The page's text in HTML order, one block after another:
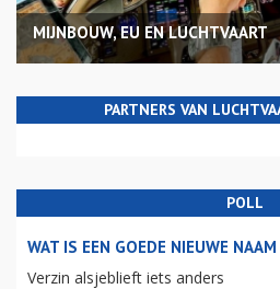
MIJNBOUW, EU EN LUCHTVAART
PARTNERS VAN
POLL
WAT IS EEN GOEDE NIEUWE
Verzin alsjeblieft iets anders